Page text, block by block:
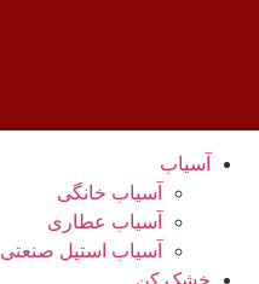
آسیاب
آسیاب خانگی
آسیاب عطاری
آسیاب استیل صنعتی
خشک کن